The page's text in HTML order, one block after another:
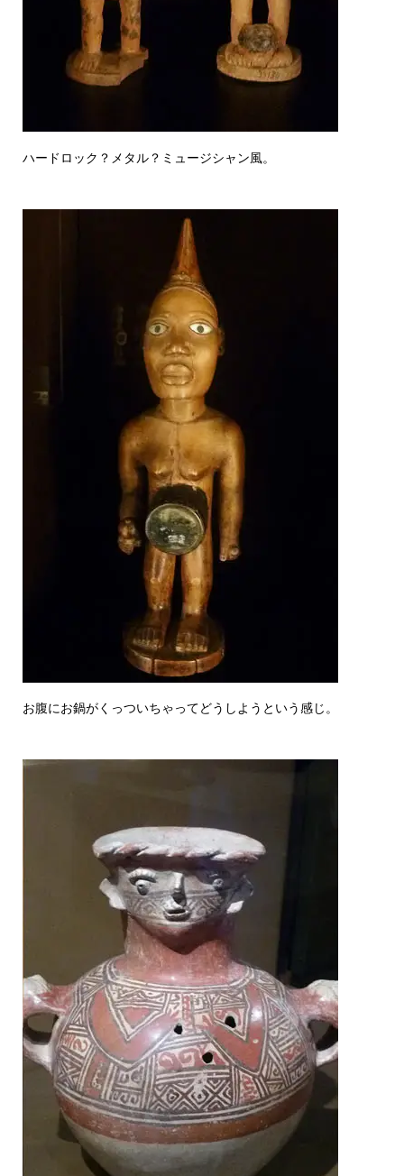
ハードロック？メタル？ミュージシャン風。
お腹にお鍋がくっついちゃってどうしようという感じ。